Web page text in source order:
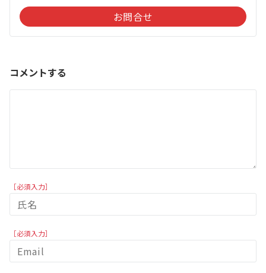
お問合せ
コメントする
［必須入力］
［必須入力］